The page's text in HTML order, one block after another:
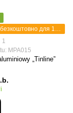
5 пружин безкоштовно для 1 планки
1
MPA015
„Tinline”